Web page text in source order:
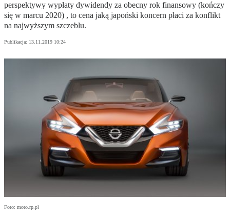
perspektywy wypłaty dywidendy za obecny rok finansowy (kończy
się w marcu 2020) , to cena jaką japoński koncern płaci za konflikt
na najwyższym szczeblu.
Publikacja: 13.11.2019 10:24
Foto: moto.rp.pl